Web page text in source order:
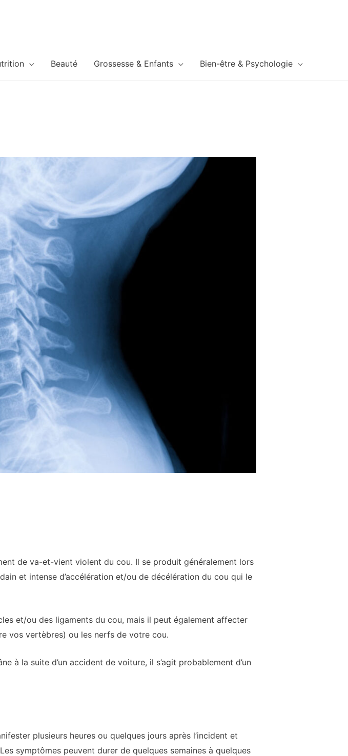
Beauté Grossesse & Enfants Bien-être & Psychologie
de va-et-vient violent du cou. Il se produit généralement lors
et intense d’accélération et/ou de décélération du cou qui le
et/ou des ligaments du cou, mais il peut également affecter
vos vertèbres) ou les nerfs de votre cou.
à la suite d’un accident de voiture, il s’agit probablement d’un
plusieurs heures ou quelques jours après l’incident et
symptômes peuvent durer de quelques semaines à quelques